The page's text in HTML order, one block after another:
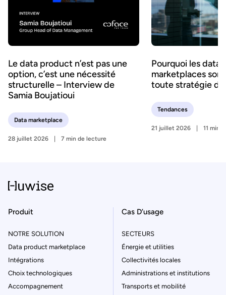
Le data product n’est pas une
option, c’est une nécessité
structurelle – Interview de
Samia Boujatioui
Data marketplace
28 juillet 2026 7 min de lecture
Pourquoi les data
marketplaces
toute stratégie
Tendances
21 juillet 2026 11 min
Produit
NOTRE SOLUTION
Data product marketplace
Intégrations
Choix technologiques
Accompagnement
Cas D’usage
SECTEURS
Énergie et utilities
Collectivités locales
Administrations et institutions
Transports et mobilité